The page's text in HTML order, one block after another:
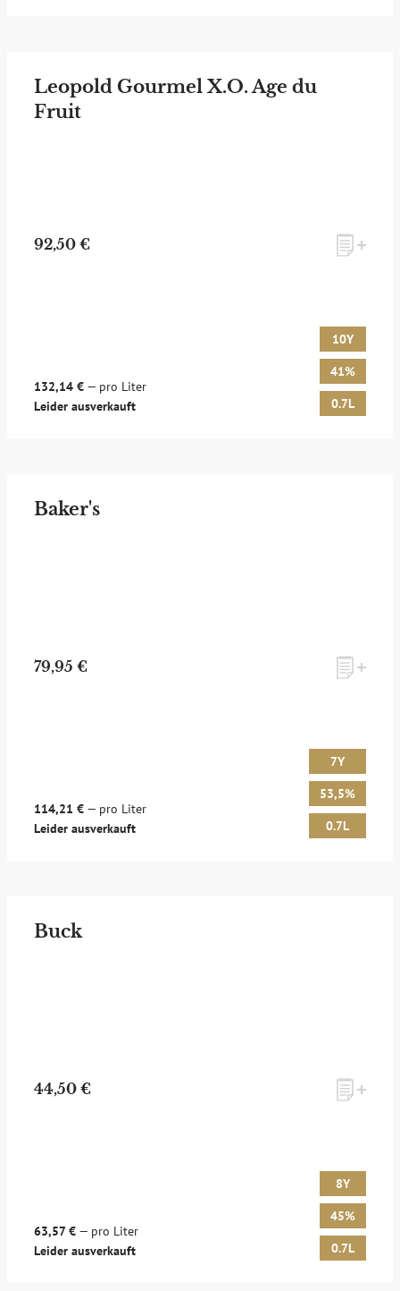
Leopold Gourmel X.O. Age du
Fruit
92,50 €
132,14 € — pro Liter
Leider ausverkauft
10Y
41%
0.7L
Baker's
79,95 €
114,21 € — pro Liter
Leider ausverkauft
7Y
53,5%
0.7L
Buck
44,50 €
63,57 € — pro Liter
Leider ausverkauft
8Y
45%
0.7L
Möchten Sie ein für Newsletter-Abonnenten exklusives
auf dem Laufenden gehalten werden? Dann melden Sie sich